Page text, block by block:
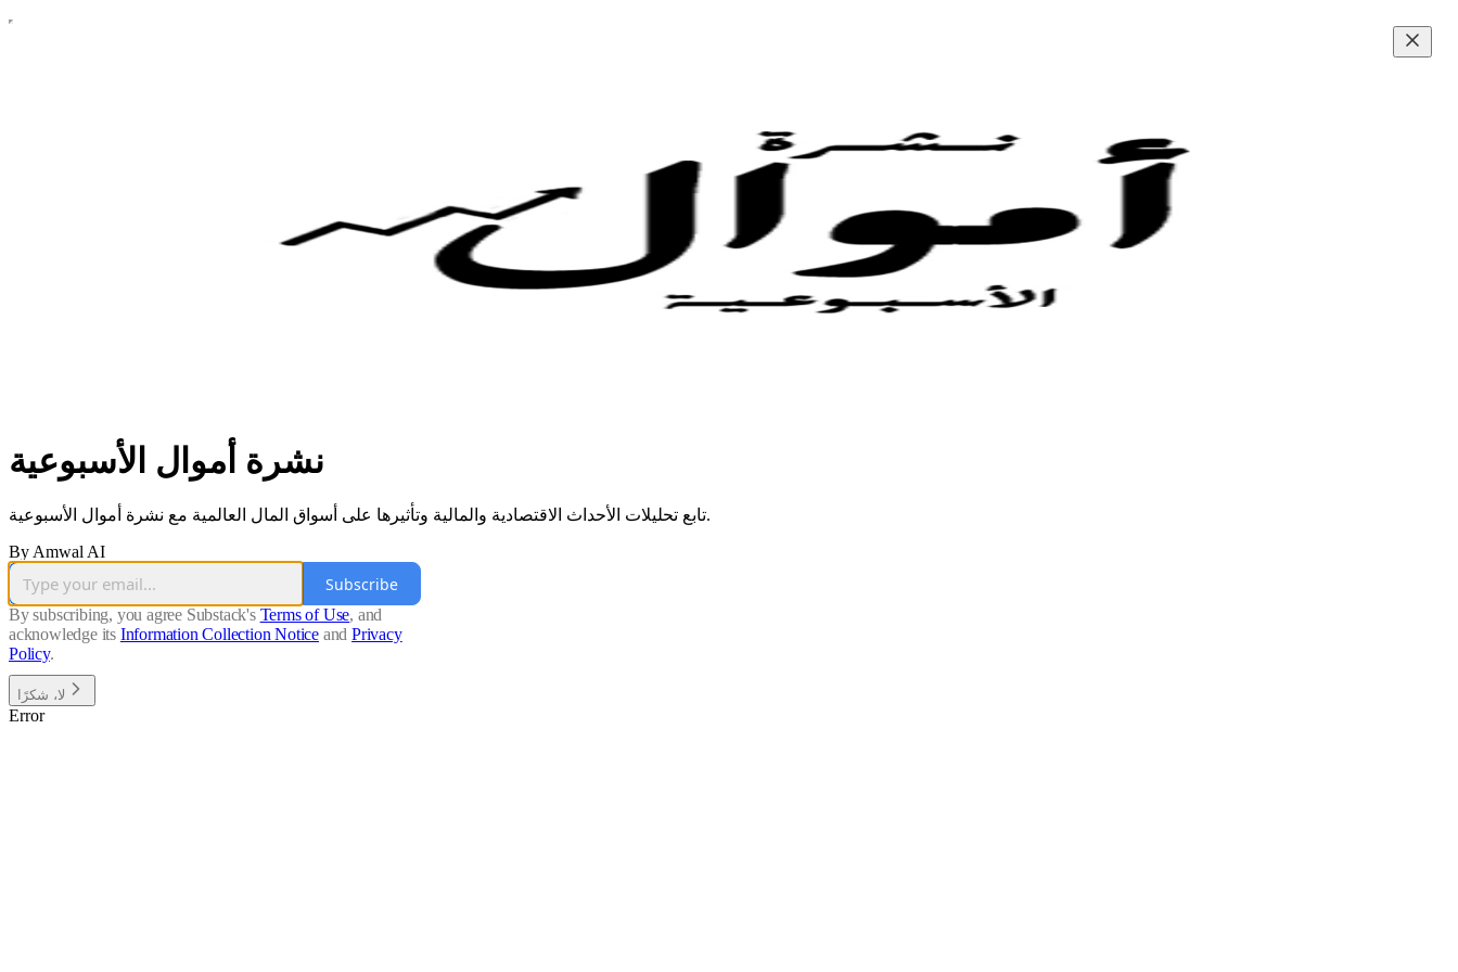
نشرة أموال الأسبوعية
تابع تحليلات الأحداث الاقتصادية والمالية وتأثيرها على أسواق المال العالمية مع نشرة أموال الأسبوعية.
By Amwal AI
Subscribe
By subscribing, you agree Substack's Terms of Use, and
acknowledge its Information Collection Notice and Privacy
Policy.
لا، شكرًا
Error